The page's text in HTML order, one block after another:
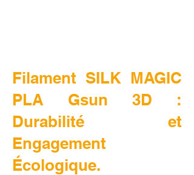
Filament SILK MAGIC
PLA Gsun 3D :
Durabilité et
Engagement
Écologique.